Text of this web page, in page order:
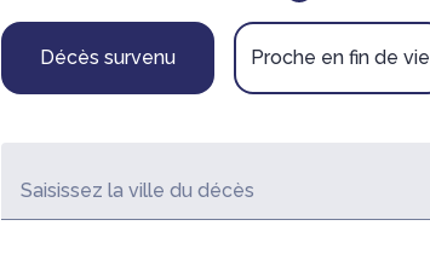
Décès survenu Proche en fin de vie
Saisissez la ville du décès